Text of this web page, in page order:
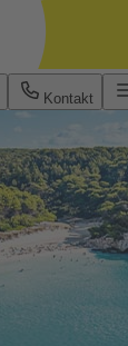
Kontakt